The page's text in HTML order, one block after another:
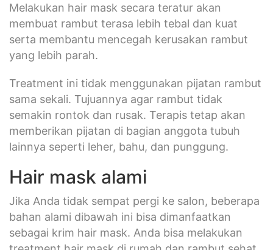
Melakukan hair mask secara teratur akan
membuat rambut terasa lebih tebal dan kuat
serta membantu mencegah kerusakan rambut
yang lebih parah.
Treatment ini tidak menggunakan pijatan rambut
sama sekali. Tujuannya agar rambut tidak
semakin rontok dan rusak. Terapis tetap akan
memberikan pijatan di bagian anggota tubuh
lainnya seperti leher, bahu, dan punggung.
Hair mask alami
Jika Anda tidak sempat pergi ke salon, beberapa
bahan alami dibawah ini bisa dimanfaatkan
sebagai krim hair mask. Anda bisa melakukan